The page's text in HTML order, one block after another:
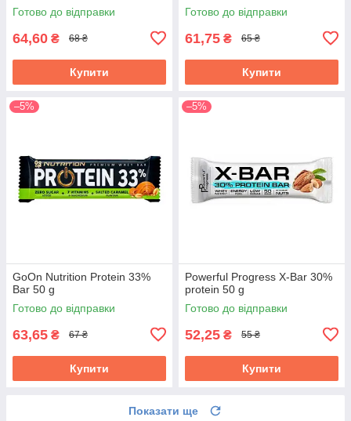
Готово до відправки
64,60 ₴ 68 ₴
Купити
Готово до відправки
61,75 ₴ 65 ₴
Купити
–5%
GoOn Nutrition Protein 33%
Bar 50 g
Готово до відправки
63,65 ₴ 67 ₴
Купити
–5%
Powerful Progress X-Bar 30%
protein 50 g
Готово до відправки
52,25 ₴ 55 ₴
Купити
Показати ще